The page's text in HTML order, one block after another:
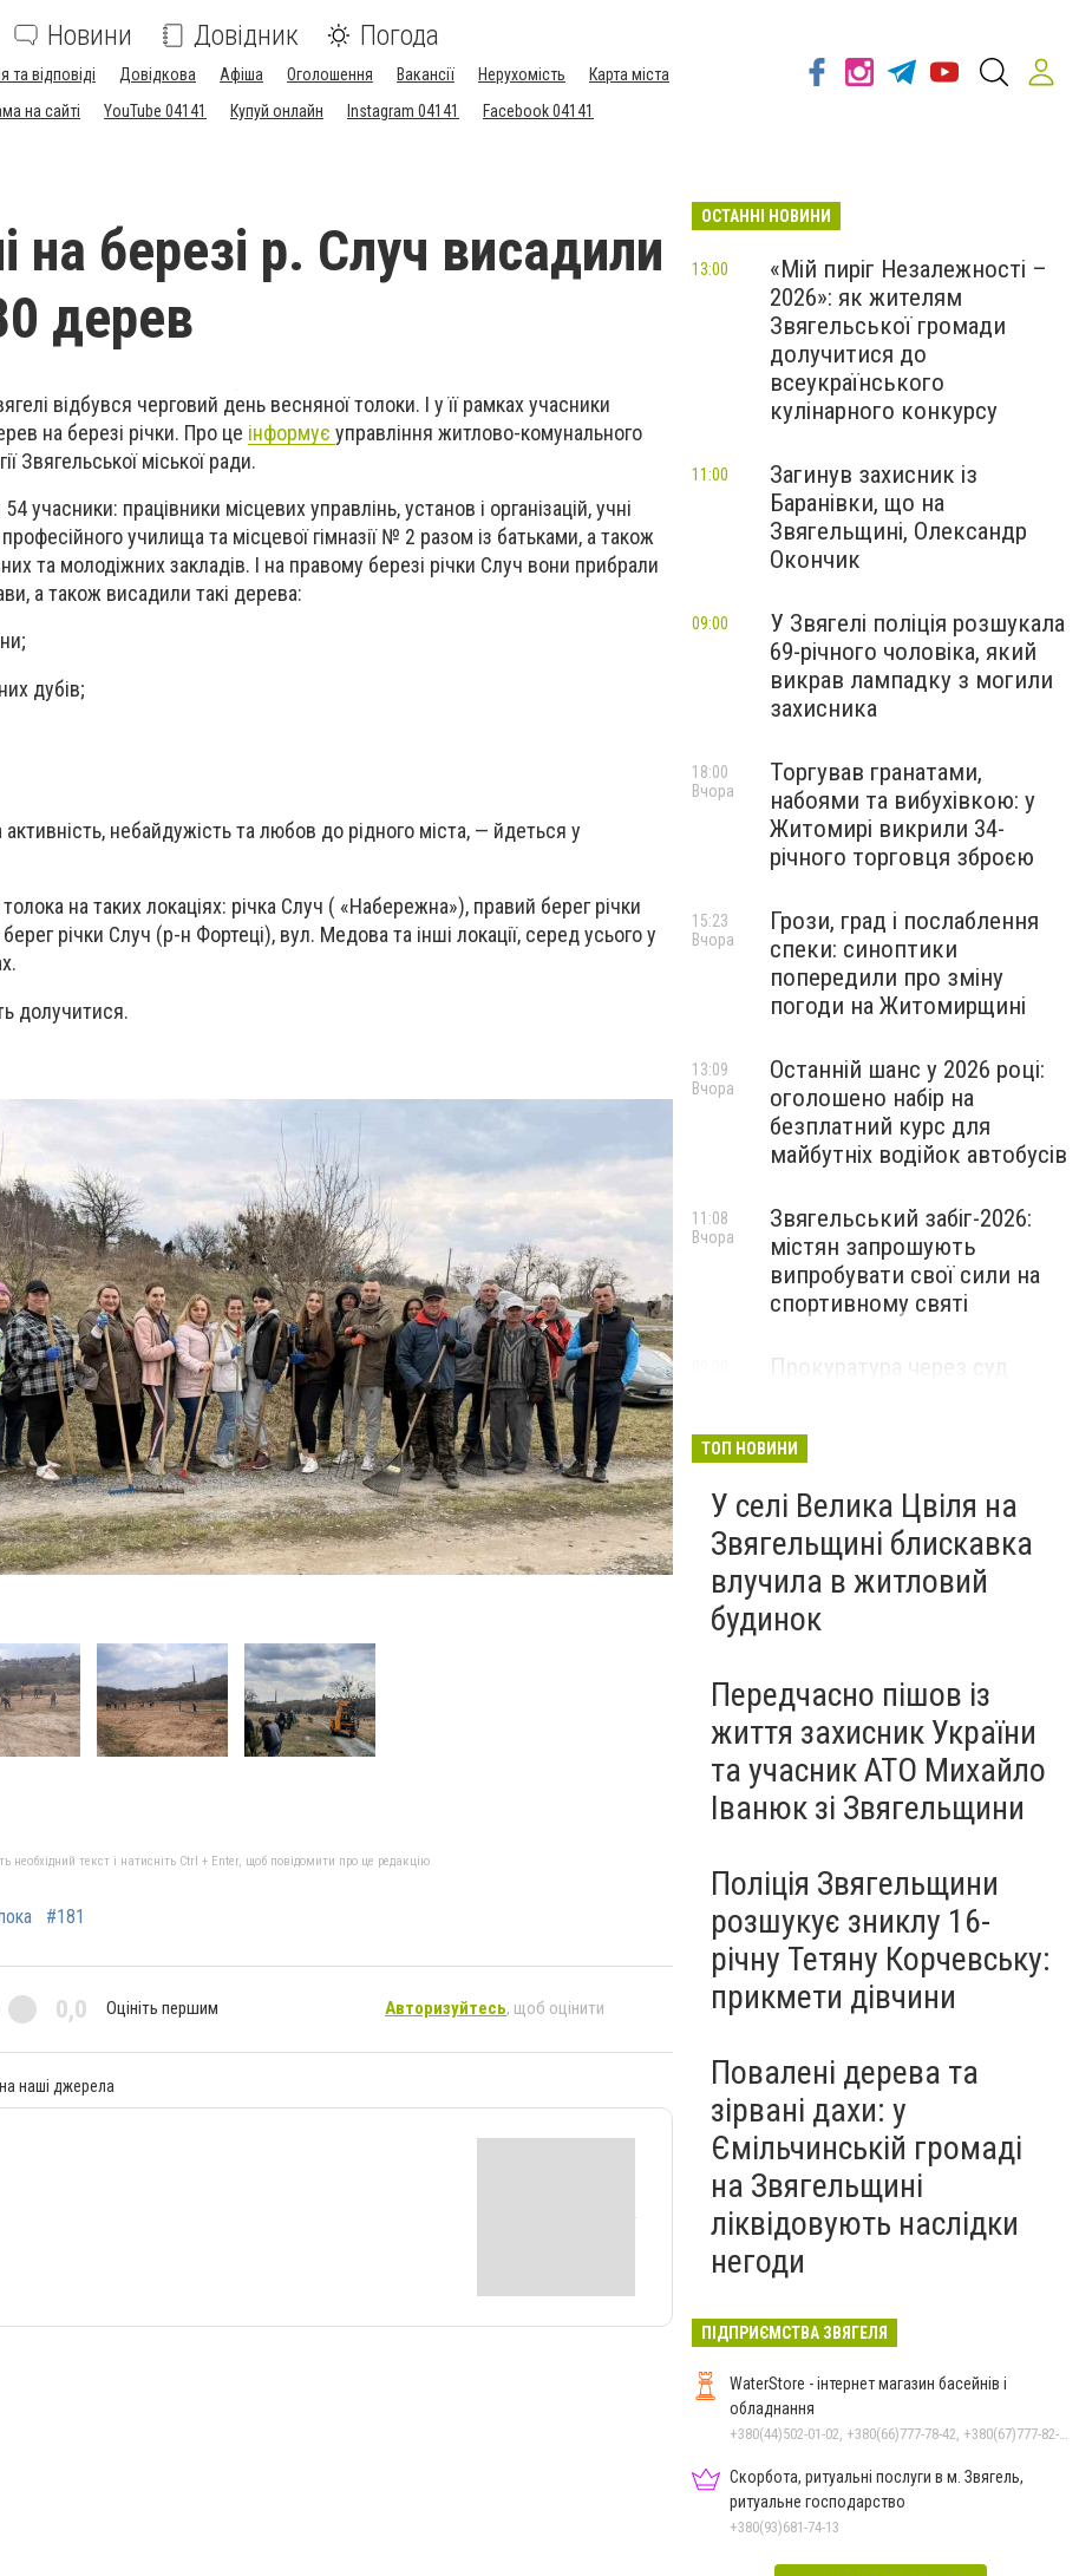
Новини Довідник Погода
та відповіді Довідкова Афіша Оголошення Вакансії Нерухомість
Карта міста
на сайті YouTube 04141 Купуй онлайн Instagram 04141 Facebook 04141
на березі р. Случ висадили
дерев
відбувся черговий день весняної толоки. І у її рамках учасники
на березі річки. Про це інформує управління житлово-комунального
Звягельської міської ради.
учасники: працівники місцевих управлінь, установ і організацій, учні
училища та місцевої гімназії № 2 разом із батьками, а також
та молодіжних закладів. І на правому березі річки Случ вони прибрали
а також висадили такі дерева:
дубів;
небайдужість та любов до рідного міста, — йдеться у
на таких локаціях: річка Случ ( «Набережна»), правий берег річки
річки Случ (р-н Фортеці), вул. Медова та інші локації, серед усього у
долучитися.
необхідний текст і натисніть Ctrl + Enter, щоб повідомити про це редакцію
#181
0,0 Оцініть першим Авторизуйтесь, щоб оцінити
наші джерела
ОСТАННІ НОВИНИ
«Мій пиріг Незалежності –
2026»: як жителям
Звягельської громади
долучитися до
всеукраїнського
кулінарного конкурсу
13:00
Загинув захисник із
Баранівки, що на
Звягельщині, Олександр
Окончик
11:00
У Звягелі поліція розшукала
69-річного чоловіка, який
викрав лампадку з могили
захисника
09:00
Торгував гранатами,
набоями та вибухівкою: у
Житомирі викрили 34-
річного торговця зброєю
18:00
Вчора
Грози, град і послаблення
спеки: синоптики
попередили про зміну
погоди на Житомирщині
15:23
Вчора
Останній шанс у 2026 році:
оголошено набір на
безплатний курс для
майбутніх водійок автобусів
13:09
Вчора
Звягельський забіг-2026:
містян запрошують
випробувати свої сили на
спортивному святі
11:08
Вчора
Прокуратура через суд
ТОП НОВИНИ
У селі Велика Цвіля на
Звягельщині блискавка
влучила в житловий
будинок
Передчасно пішов із
життя захисник України
та учасник АТО Михайло
Іванюк зі Звягельщини
Поліція Звягельщини
розшукує зниклу 16-
річну Тетяну Корчевську:
прикмети дівчини
Повалені дерева та
зірвані дахи: у
Ємільчинській громаді
на Звягельщині
ліквідовують наслідки
негоди
ПІДПРИЄМСТВА ЗВЯГЕЛЯ
WaterStore - інтернет магазин басейнів і
обладнання
+380(44)502-01-02, +380(66)777-78-42, +380(67)777-82-19, +380(67)890-80-80, +380(73)890-80-80, +380(44)502-01-03
Скорбота, ритуальні послуги в м. Звягель,
ритуальне господарство
+380(93)681-74-13